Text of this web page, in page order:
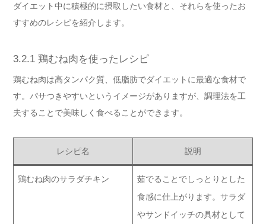
ダイエット中に積極的に摂取したい食材と、それらを使ったお
すすめのレシピを紹介します。
3.2.1 鶏むね肉を使ったレシピ
鶏むね肉は高タンパク質、低脂肪でダイエットに最適な食材で
す。パサつきやすいというイメージがありますが、調理法を工
夫することで美味しく食べることができます。
レシピ名 説明
鶏むね肉のサラダチキン
茹でることでしっとりとした
食感に仕上がります。サラダ
やサンドイッチの具材として